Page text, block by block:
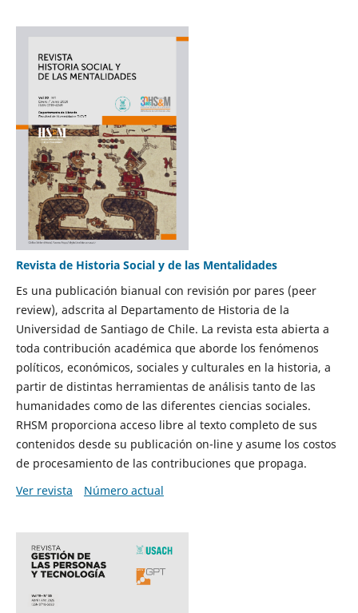
Revista de Historia Social y de las Mentalidades
Es una publicación bianual con revisión por pares (peer
review), adscrita al Departamento de Historia de la
Universidad de Santiago de Chile. La revista esta abierta a
toda contribución académica que aborde los fenómenos
políticos, económicos, sociales y culturales en la historia, a
partir de distintas herramientas de análisis tanto de las
humanidades como de las diferentes ciencias sociales.
RHSM proporciona acceso libre al texto completo de sus
contenidos desde su publicación on-line y asume los costos
de procesamiento de las contribuciones que propaga.
Ver revista
Número actual